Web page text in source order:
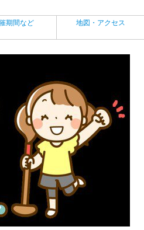
期間など 地図・アクセス